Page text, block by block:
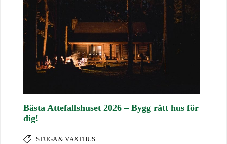
Bästa Attefallshuset 2026 – Bygg rätt hus för
dig!
STUGA & VÄXTHUS